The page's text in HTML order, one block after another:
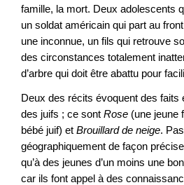
famille, la mort. Deux adolescents
un soldat américain qui part au
une inconnue, un fils qui retrouve
des circonstances totalement
d’arbre qui doit être abattu pour
Deux des récits évoquent des faits
des juifs ; ce sont Rose (une jeune
bébé juif) et Brouillard de neige.
géographiquement de façon
qu’à des jeunes d’un moins une
car ils font appel à des